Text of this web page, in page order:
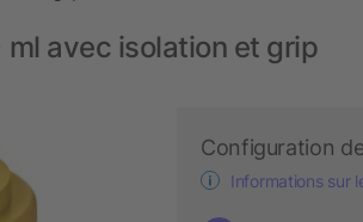
avec isolation et grip
Configuration
Informations sur